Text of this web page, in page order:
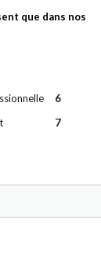
que dans nos
6
7